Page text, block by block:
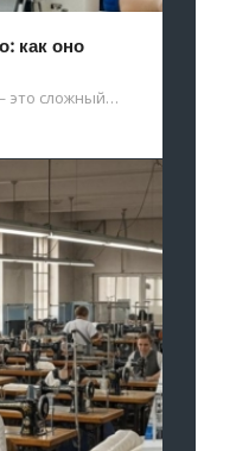
как оно
это сложный…